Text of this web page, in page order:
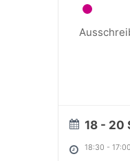
18 - 20
18:30 - 17:00